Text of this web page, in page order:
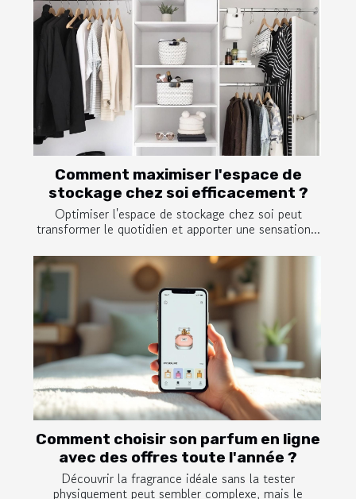
Comment maximiser l'espace de
stockage chez soi efficacement ?
Optimiser l'espace de stockage chez soi peut
transformer le quotidien et apporter une sensation...
Comment choisir son parfum en ligne
avec des offres toute l'année ?
Découvrir la fragrance idéale sans la tester
physiquement peut sembler complexe, mais le